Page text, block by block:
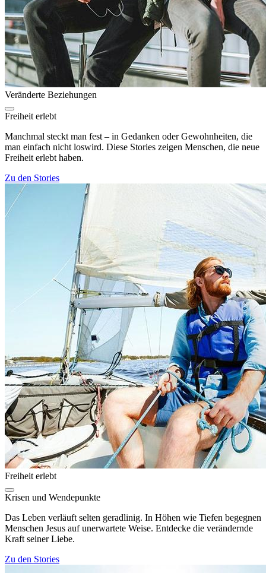
Veränderte Beziehungen
Freiheit erlebt
Manchmal steckt man fest – in Gedanken oder Gewohnheiten, die
man einfach nicht loswird. Diese Stories zeigen Menschen, die neue
Freiheit erlebt haben.
Zu den Stories
Freiheit erlebt
Krisen und Wendepunkte
Das Leben verläuft selten geradlinig. In Höhen wie Tiefen begegnen
Menschen Jesus auf unerwartete Weise. Entdecke die verändernde
Kraft seiner Liebe.
Zu den Stories